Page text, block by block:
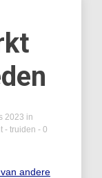
2023 in
- truiden - 0
andere